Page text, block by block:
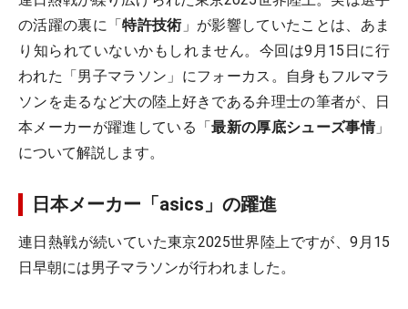
の活躍の裏に「特許技術 」が影響していたことは、あま
り知られていないかもしれません。今回は9月15日に行
われた「男子マラソン」にフォーカス。自身もフルマラ
ソンを走るなど大の陸上好きである弁理士の筆者が、日
本メーカーが躍進している「最新の厚底シューズ事情」
について解説します。
日本メーカー「asics」の躍進
連日熱戦が続いていた東京2025世界陸上ですが、9月15
日早朝には男子マラソンが行われました。